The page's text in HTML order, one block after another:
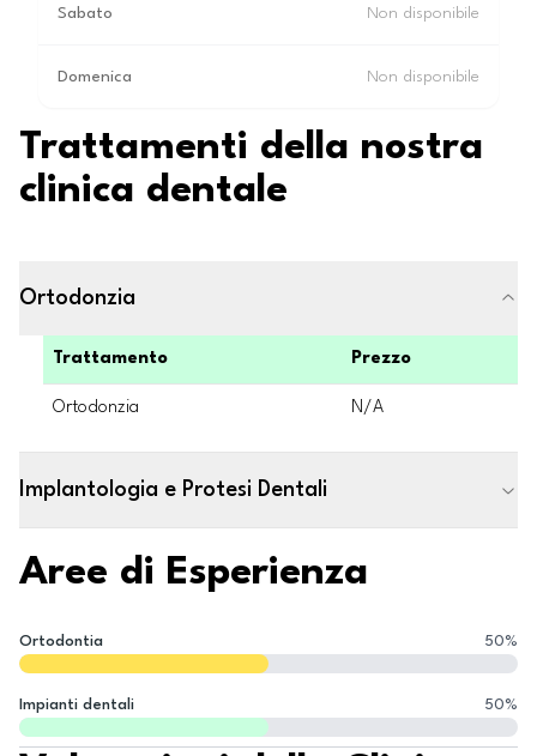
Sabato Non disponibile
Domenica Non disponibile
Trattamenti della nostra
clinica dentale
Ortodonzia
Trattamento Prezzo
Ortodonzia N/A
Implantologia e Protesi Dentali
Aree di Esperienza
Ortodontia 50%
Impianti dentali 50%